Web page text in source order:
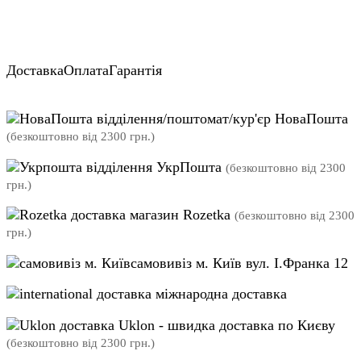
ДоставкаОплатаГарантія
відділення/поштомат/кур'єр НоваПошта
(безкоштовно від 2300 грн.)
відділення УкрПошта (безкоштовно від 2300
грн.)
магазин Rozetka (безкоштовно від 2300
грн.)
самовивіз м. Київ вул. І.Франка 12
міжнародна доставка
Uklon - швидка доставка по Києву
(безкоштовно від 2300 грн.)